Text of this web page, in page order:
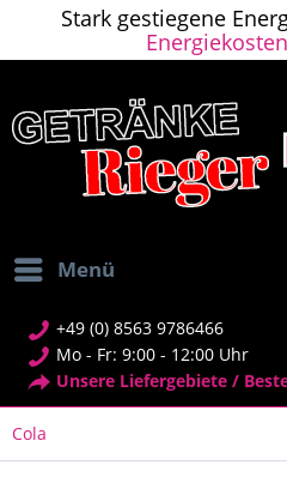
Stark gestiegene
Menü
+49 (0) 8563 9786466
Mo - Fr: 9:00 - 12:00 Uhr
Unsere Liefergebiete /
Cola